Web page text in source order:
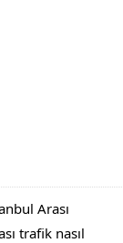
Arası
trafik nasıl